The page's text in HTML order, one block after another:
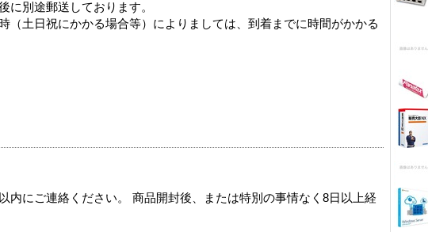
に別途郵送しております。
（土日祝にかかる場合等）によりましては、到着までに時間がかかる
内にご連絡ください。 商品開封後、または特別の事情なく8日以上経